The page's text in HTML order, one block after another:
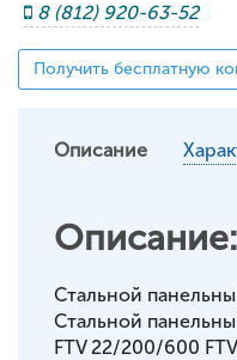
8 (812) 920-63-52
Получить бесплатную
Описание
Описание:
Стальной
Стальной
FTV 22/200/600